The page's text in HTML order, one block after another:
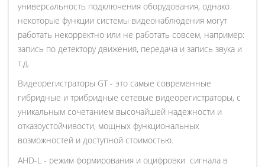
универсальность подключения оборудования, однако
некоторые функции системы видеонаблюдения могут
работать некорректно или не работать совсем, например:
запись по детектору движения, передача и запись звука и
т.д.
Видеорегистраторы GT - это самые современные
гибридные и трибридные сетевые видеорегистраторы, с
уникальным сочетанием высочайшей надежности и
отказоустойчивости, мощных функциональных
возможностей и доступной стоимостью.
AHD-L - режим формирования и оцифровки сигнала в